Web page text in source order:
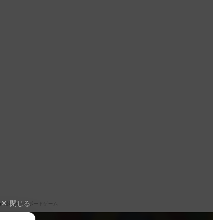
経験ありのボードゲーム
閉じる